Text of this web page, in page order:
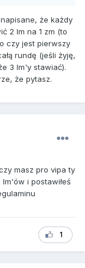
że każdy
2 lm na 1 zm (to
czy jest pierwszy
rundę (jeśli żyję,
3 lm'y stawiać).
że pytasz.
masz pro vipa ty
lm'ów i postawiłeś
1